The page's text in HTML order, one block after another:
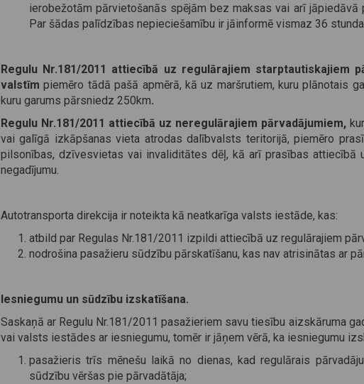
ierobežotām pārvietošanās spējām bez maksas vai arī jāpiedāvā
Par šādas palīdzības nepieciešamību ir jāinformē vismaz 36
Regulu Nr.181/2011 attiecībā uz regulārajiem starptautiskajiem
valstīmpiemēro tādā pašā apmērā, kā uz maršrutiem, kuru plānotais
kuru garums pārsniedz 250km.
Regulu Nr.181/2011 attiecībā uz neregulārajiem pārvadājumiem,
vai galīgā izkāpšanas vieta atrodas dalībvalsts teritorijā, piemēro
pilsonības, dzīvesvietas vai invaliditātes dēļ, kā arī prasības attiecībā
negadījumu.
Autotransporta direkcija ir noteikta kā neatkarīga valsts iestāde, kas:
atbild par Regulas Nr.181/2011 izpildi attiecībā uz regulārajiem
nodrošina pasažieru sūdzību pārskatīšanu, kas nav atrisinātas ar
Iesniegumu un sūdzību izskatīšana.
Saskaņā ar Regulu Nr.181/2011 pasažieriem savu tiesību aizskāruma
vai valsts iestādes ar iesniegumu, tomēr ir jāņem vērā, ka iesniegumu
pasažieris trīs mēnešu laikā no dienas, kad regulārais
sūdzību vēršas pie pārvadātāja;